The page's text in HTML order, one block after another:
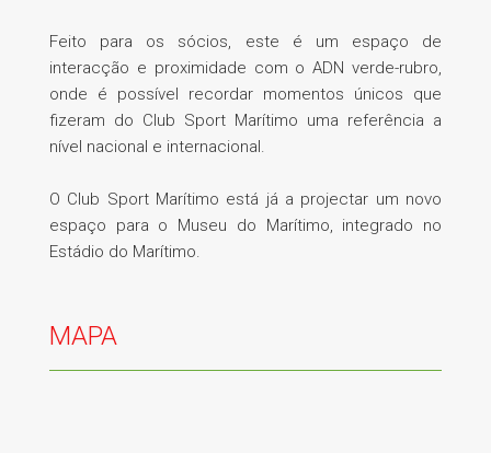
Feito para os sócios, este é um espaço de
interacção e proximidade com o ADN verde-rubro,
onde é possível recordar momentos únicos que
fizeram do Club Sport Marítimo uma referência a
nível nacional e internacional.
O Club Sport Marítimo está já a projectar um novo
espaço para o Museu do Marítimo, integrado no
Estádio do Marítimo.
MAPA